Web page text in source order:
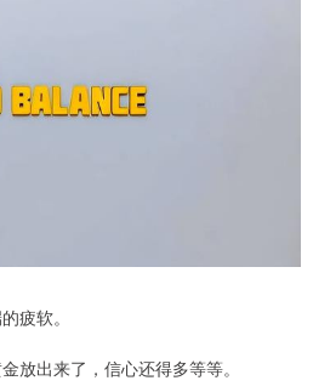
疲软。
放出来了，信心还得多等等。